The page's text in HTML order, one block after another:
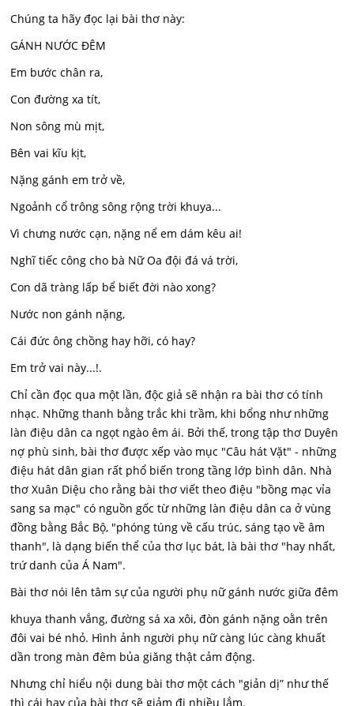
Chúng ta hãy đọc lại bài thơ này:
GÁNH NƯỚC ĐÊM
Em bước chân ra,
Con đường xa tít,
Non sông mù mịt,
Bên vai kĩu kịt,
Nặng gánh em trở về,
Ngoảnh cổ trông sông rộng trời khuya...
Vì chưng nước cạn, nặng nể em dám kêu ai!
Nghĩ tiếc công cho bà Nữ Oa đội đá vá trời,
Con dã tràng lấp bể biết đời nào xong?
Nước non gánh nặng,
Cái đức ông chồng hay hỡi, có hay?
Em trở vai này...!.
Chỉ cần đọc qua một lần, độc giả sẽ nhận ra bài thơ có tính
nhạc. Những thanh bằng trắc khi trầm, khi bổng như những
làn điệu dân ca ngọt ngào êm ái. Bởi thế, trong tập thơ Duyên
nợ phù sinh, bài thơ được xếp vào mục "Câu hát Vặt" - những
điệu hát dân gian rất phổ biến trong tầng lớp bình dân. Nhà
thơ Xuân Diệu cho rằng bài thơ viết theo điệu "bồng mạc vỉa
sang sa mạc" có nguồn gốc từ những làn điệu dân ca ở vùng
đồng bằng Bắc Bộ, "phóng túng về cấu trúc, sáng tạo về âm
thanh", là dạng biến thể của thơ lục bát, là bài thơ "hay nhất,
trứ danh của Á Nam".
Bài thơ nói lên tâm sự của người phụ nữ gánh nước giữa đêm
khuya thanh vắng, đường sá xa xôi, đòn gánh nặng oằn trên
đôi vai bé nhỏ. Hình ảnh người phụ nữ càng lúc càng khuất
dần trong màn đêm bủa giăng thật cảm động.
Nhưng chỉ hiểu nội dung bài thơ một cách "giản dị” như thế
thì cái hay của bài thơ sẽ giảm đi nhiều lắm.